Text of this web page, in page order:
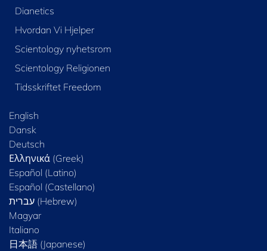
Dianetics
Hvordan Vi Hjelper
Scientology nyhetsrom
Scientology Religionen
Tidsskriftet Freedom
English
Dansk
Deutsch
Ελληνικά (Greek)
Español (Latino)
Español (Castellano)
Magyar
Italiano
日本語 (Japanese)